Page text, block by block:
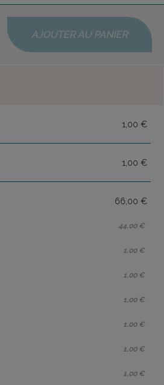
AJOUTER AU PANIER
1,00 €
1,00 €
66,00 €
44,00 €
1,00 €
1,00 €
1,00 €
1,00 €
1,00 €
1,00 €